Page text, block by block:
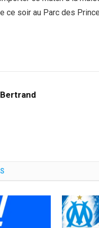
ce soir au Parc des
Bertrand